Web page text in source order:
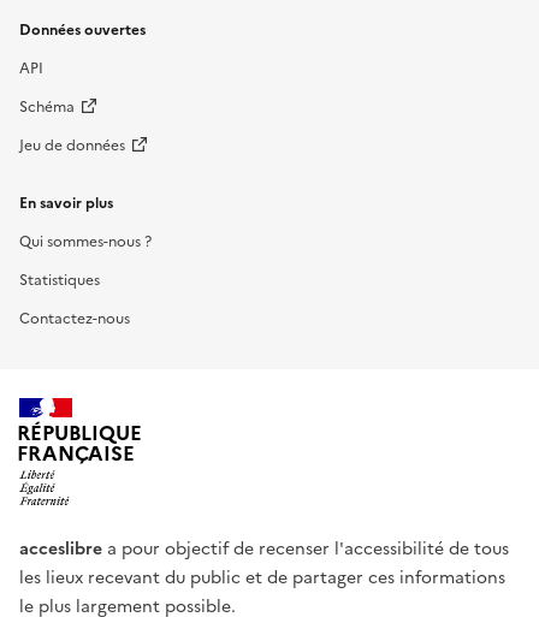
Données ouvertes
API
Schéma
Jeu de données
En savoir plus
Qui sommes-nous ?
Statistiques
Contactez-nous
RÉPUBLIQUE
FRANÇAISE
acceslibre a pour objectif de recenser l'accessibilité de tous
les lieux recevant du public et de partager ces informations
le plus largement possible.